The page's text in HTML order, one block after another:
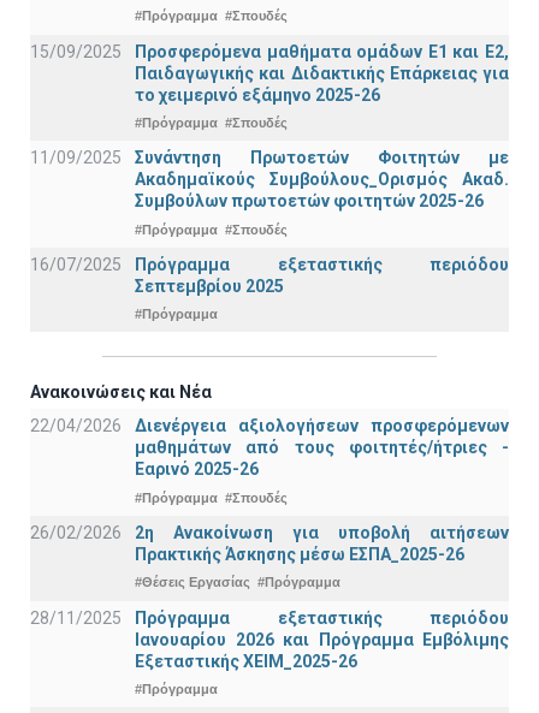
#Πρόγραμμα #Σπουδές
15/09/2025
Προσφερόμενα μαθήματα ομάδων Ε1 και Ε2,
Παιδαγωγικής και Διδακτικής Επάρκειας για
το χειμερινό εξάμηνο 2025-26
#Πρόγραμμα #Σπουδές
11/09/2025
Συνάντηση Πρωτοετών Φοιτητών με
Ακαδημαϊκούς Συμβούλους_Ορισμός Ακαδ.
Συμβούλων πρωτοετών φοιτητών 2025-26
#Πρόγραμμα #Σπουδές
16/07/2025
Πρόγραμμα εξεταστικής περιόδου
Σεπτεμβρίου 2025
#Πρόγραμμα
Ανακοινώσεις και Νέα
22/04/2026
Διενέργεια αξιολογήσεων προσφερόμενων
μαθημάτων από τους φοιτητές/ήτριες -
Εαρινό 2025-26
#Πρόγραμμα #Σπουδές
26/02/2026
2η Ανακοίνωση για υποβολή αιτήσεων
Πρακτικής Άσκησης μέσω ΕΣΠΑ_2025-26
#Θέσεις Εργασίας #Πρόγραμμα
28/11/2025
Πρόγραμμα εξεταστικής περιόδου
Ιανουαρίου 2026 και Πρόγραμμα Εμβόλιμης
Εξεταστικής ΧΕΙΜ_2025-26
#Πρόγραμμα